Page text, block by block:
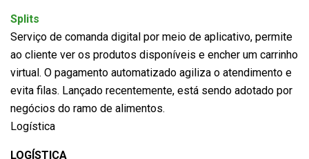
Splits
Serviço de comanda digital por meio de aplicativo, permite
ao cliente ver os produtos disponíveis e encher um carrinho
virtual. O pagamento automatizado agiliza o atendimento e
evita filas. Lançado recentemente, está sendo adotado por
negócios do ramo de alimentos.
Logística
LOGÍSTICA